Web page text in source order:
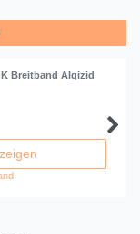
K Breitband Algizid